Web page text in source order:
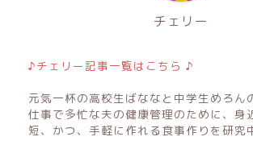
チェリー
♪チェリー記事一覧はこちら ♪
元気一杯の高校生ばななと中学生めろん
仕事で多忙な夫の健康管理のために、身
短、かつ、手軽に作れる食事作りを研究